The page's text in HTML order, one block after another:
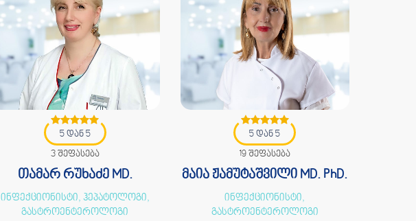
5 დან 5
3 შეფასება
თამარ რუხაძე MD.
ინფექციონისტი, ჰეპატოლოგი,
გასტროენტეროლოგი
5 დან 5
19 შეფასება
მაია ჟამუტაშვილი MD. PhD.
ინფექციონისტი,
გასტროენტეროლოგი